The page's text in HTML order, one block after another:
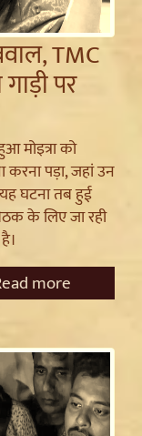
TMC
पर
मोइत्रा को
करना पड़ा, जहां उन
घटना तब हुई
के लिए जा रही
more